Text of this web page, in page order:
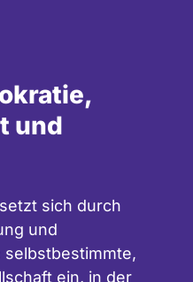
und
sich durch
und
ein, in der